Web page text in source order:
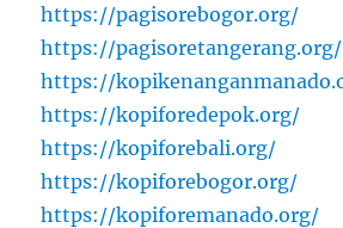
https://pagisorebogor.org/
https://pagisoretangerang.org/
https://
https://kopiforedepok.org/
https://kopiforebali.org/
https://kopiforebogor.org/
https://kopiforemanado.org/